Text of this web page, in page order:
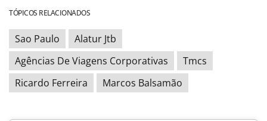
TÓPICOS RELACIONADOS
Sao Paulo
Alatur Jtb
Agências De Viagens Corporativas
Tmcs
Ricardo Ferreira
Marcos Balsamão